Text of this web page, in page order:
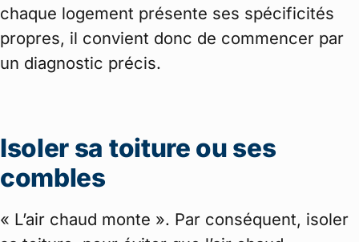
chaque logement présente ses spécificités
propres, il convient donc de commencer par
un diagnostic précis.
Isoler sa toiture ou ses
combles
« L’air chaud monte ». Par conséquent, isoler